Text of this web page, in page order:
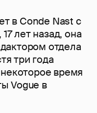
в Conde Nast с
17 лет назад, она
отдела
три года
время
Vogue в